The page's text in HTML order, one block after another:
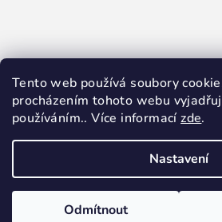
Tento web používá soubory
procházením tohoto webu
používáním.. Více informacízde.
Nastavení
Odmítnout
vyhrazena.